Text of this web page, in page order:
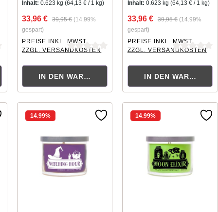
Inhalt:0.623 kg(64,13 € / 1 kg)
33,96 € 39,95 € (14.99%
gespart)
PREISE INKL. MWST.
ZZGL. VERSANDKOSTEN
IN DEN WARENKORB
Inhalt: 0.623 kg (64,13 € / 1 kg)
33,96 € 39,95 € (14.99%
gespart)
PREISE INKL. MWST.
ZZGL. VERSANDKOSTEN
IN DEN
14.99% 14.99%